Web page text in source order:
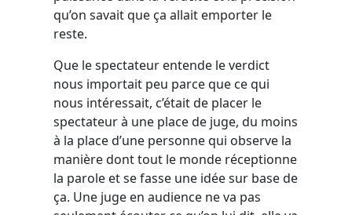
qu’on savait que ça allait emporter le
reste.
Que le spectateur entende le verdict
nous importait peu parce que ce qui
nous intéressait, c’était de placer le
spectateur à une place de juge, du moins
à la place d’une personne qui observe la
manière dont tout le monde réceptionne
la parole et se fasse une idée sur base de
ça. Une juge en audience ne va pas